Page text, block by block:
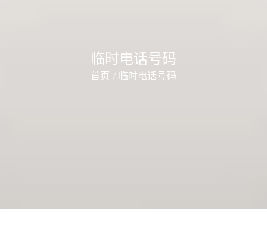
临时电话号码
首页 临时电话号码